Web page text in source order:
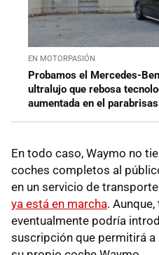
EN MOTORPASIÓN
Probamos el Mercedes-
ultralujo que rebosa
aumentada en el parabrisas
En todo caso, Waymo no
coches completos al
en un servicio de
ya está en marcha.
eventualmente podría
suscripción que permitirá